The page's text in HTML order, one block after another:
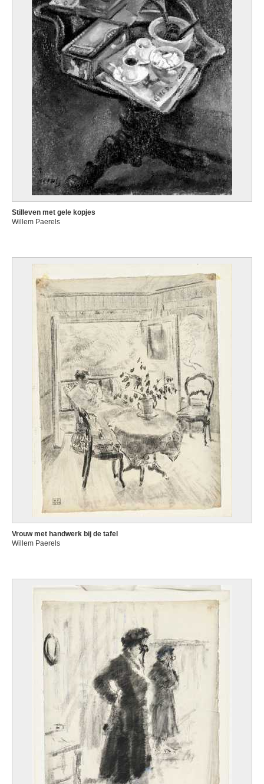
Stilleven met gele kopjes
Willem Paerels
Vrouw met handwerk bij de tafel
Willem Paerels